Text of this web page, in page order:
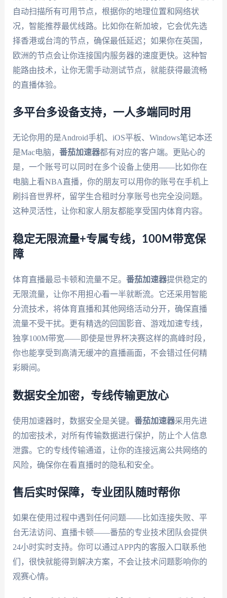
自动扫描所有可用节点，根据你的地理位置和网络状
况，智能推荐最优线路。比如你在新加坡，它会优先选
择香港或台湾的节点，确保最低延迟；如果你在英国，
欧洲的节点会让你连接国内服务器的速度更快。这种智
能路由技术，让你无需手动测试节点，就能获得最流畅
的直播体验。
多平台多设备支持，一人多端同时用
无论你用的是Android手机、iOS平板、Windows笔记本还
是Mac电脑， 番茄加速器都有对应的客户端。更贴心的
是，一个账号可以同时在多个设备上使用——比如你在
电脑上看NBA直播，你的朋友可以用你的账号在手机上
刷抖音世界杯，留学生合租时分享账号也完全没问题。
这种灵活性，让你和家人朋友都能享受国内体育内容。
稳定无限流量+专属专线，100M带宽保
障
体育直播最忌卡顿和流量不足。 番茄加速器提供稳定的
无限流量，让你不用担心看一半就断流。它还采用智能
分流技术，将体育直播和其他网络活动分开，确保直播
流量不受干扰。更有精选的回国影音、游戏加速专线，
独享100M带宽——即使是世界杯决赛这样的高峰时段，
你也能享受到高清无缓冲的直播画面，不会错过任何精
彩瞬间。
数据安全加密，专线传输更放心
使用加速器时，数据安全是关键。 番茄加速器采用先进
的加密技术，对所有传输数据进行保护，防止个人信息
泄露。它的专线传输通道，让你的连接远离公共网络的
风险，确保你在看直播时的隐私和安全。
售后实时保障，专业团队随时帮你
如果在使用过程中遇到任何问题——比如连接失败、平
台无法访问、直播卡顿——番茄的专业技术团队会提供
24小时实时支持。你可以通过APP内的客服入口联系他
们，很快就能得到解决方案，不会让技术问题影响你的
观赛心情。